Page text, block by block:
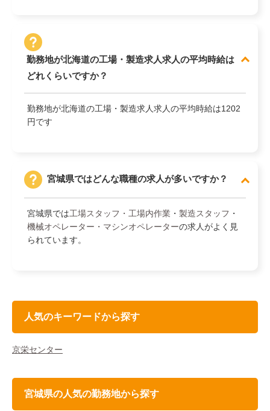
勤務地が北海道の工場・製造求人求人の平均時給は
どれくらいですか？
勤務地が北海道の工場・製造求人求人の平均時給は1202
円です
宮城県ではどんな職種の求人が多いですか？
宮城県では工場スタッフ・工場内作業 ・ 製造スタッフ ・
機械オペレーター・マシンオペレーターの求人がよく見
られています。
人気のキーワードから探す
京栄センター
宮城県の人気の勤務地から探す